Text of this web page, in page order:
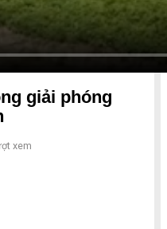
giải phóng
xem